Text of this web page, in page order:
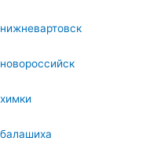
нижневартовск
новороссийск
химки
балашиха